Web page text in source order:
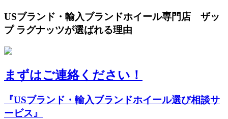
USブランド・輸入ブランドホイール専門店 ザッ
プ ラグナッツが選ばれる理由
まずはご連絡ください！
『USブランド・輸入ブランドホイール選び相談サ
ービス』